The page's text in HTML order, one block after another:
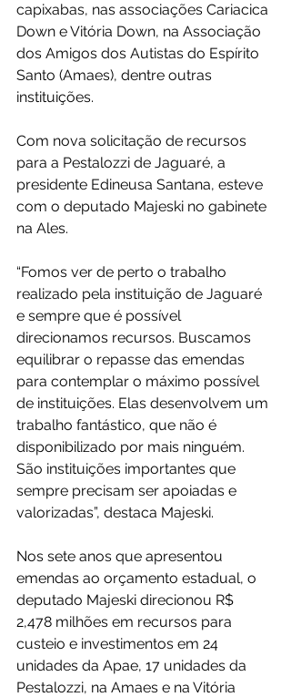
capixabas, nas associações Cariacica
Down e Vitória Down, na Associação
dos Amigos dos Autistas do Espírito
Santo (Amaes), dentre outras
instituições.
Com nova solicitação de recursos
para a Pestalozzi de Jaguaré, a
presidente Edineusa Santana, esteve
com o deputado Majeski no gabinete
na Ales.
“Fomos ver de perto o trabalho
realizado pela instituição de Jaguaré
e sempre que é possível
direcionamos recursos. Buscamos
equilibrar o repasse das emendas
para contemplar o máximo possível
de instituições. Elas desenvolvem um
trabalho fantástico, que não é
disponibilizado por mais ninguém.
São instituições importantes que
sempre precisam ser apoiadas e
valorizadas”, destaca Majeski.
Nos sete anos que apresentou
emendas ao orçamento estadual, o
deputado Majeski direcionou R$
2,478 milhões em recursos para
custeio e investimentos em 24
unidades da Apae, 17 unidades da
Pestalozzi, na Amaes e na Vitória